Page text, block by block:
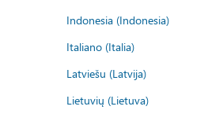
Indonesia (Indonesia)
Italiano (Italia)
Latviešu (Latvija)
Lietuvių (Lietuva)